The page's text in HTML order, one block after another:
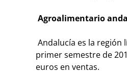
Agroalimentario
Andalucía es la región
primer semestre de
euros en ventas.